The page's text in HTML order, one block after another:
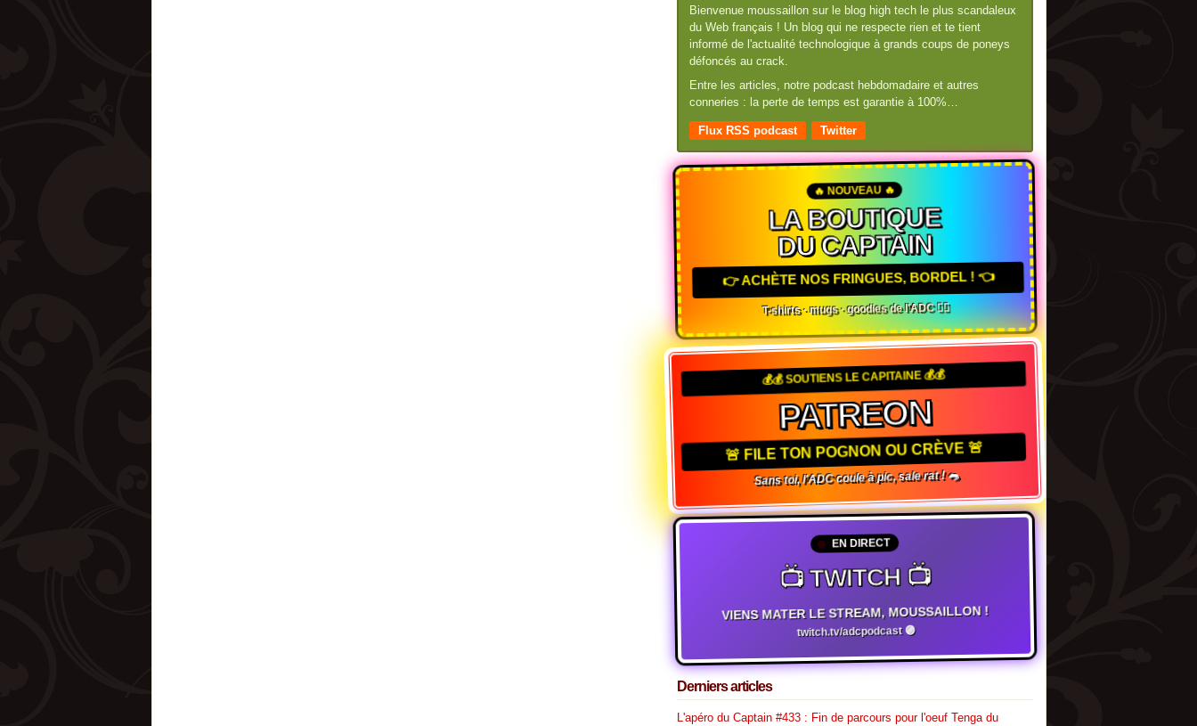
Bienvenue moussaillon sur le blog high tech le plus scandaleux
du Web français ! Un blog qui ne respecte rien et te tient
informé de l'actualité technologique à grands coups de poneys
défoncés au crack.
Entre les articles, notre podcast hebdomadaire et autres
conneries : la perte de temps est garantie à 100%…
Flux RSS podcast Twitter
🔥 NOUVEAU 🔥
LA BOUTIQUE
DU CAPTAIN
👉 ACHÈTE NOS FRINGUES, BORDEL ! 👈
T-shirts · mugs · goodies de l'ADC 🏴‍☠️
💰💰 SOUTIENS LE CAPITAINE 💰💰
PATREON
🚨 FILE TON POGNON OU CRÈVE 🚨
Sans toi, l'ADC coule à pic, sale rat ! 🐀
EN DIRECT
📺 TWITCH 📺
VIENS MATER LE STREAM, MOUSSAILLON !
twitch.tv/adcpodcast 🟣
Derniers articles
L'apéro du Captain #433 : Fin de parcours pour l'oeuf Tenga du